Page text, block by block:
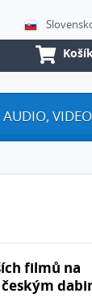
AUDIO, VIDEO
filmů na